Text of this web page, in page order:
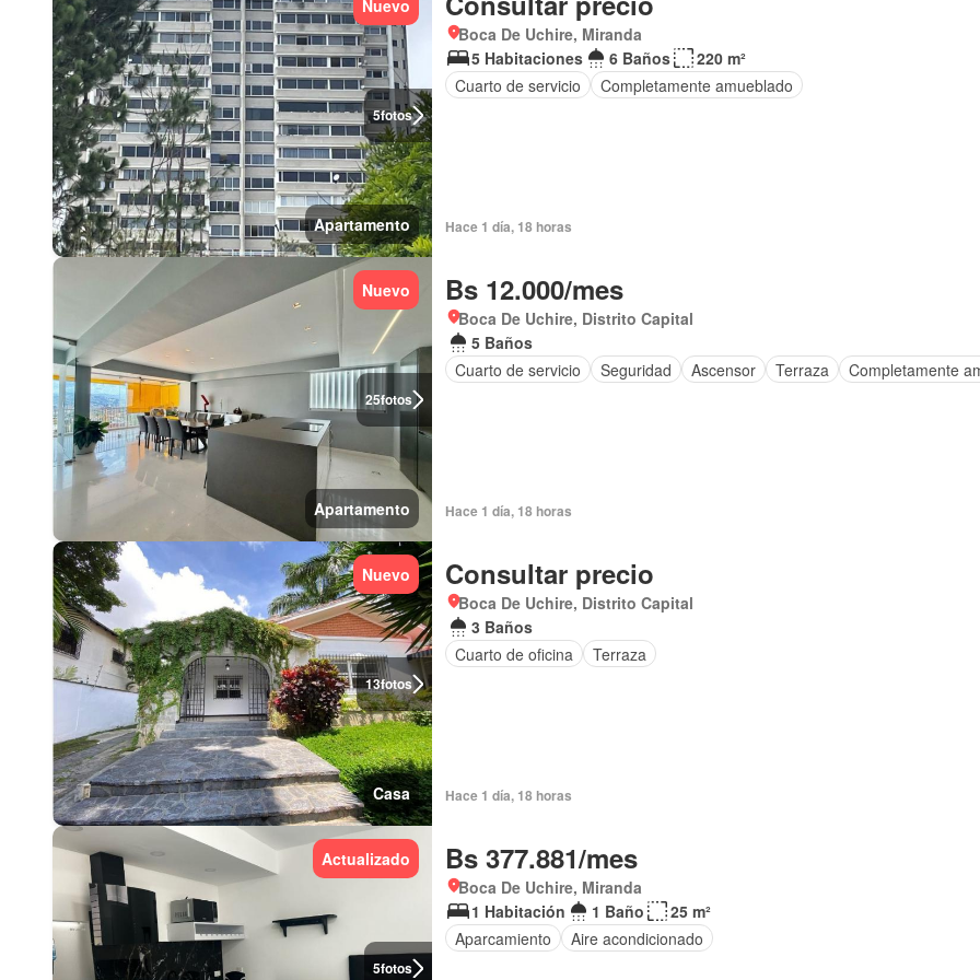
5fotos
Nuevo
Apartamento
Boca De Uchire, Miranda
5 Habitaciones
6 Baños
220 m²
Cuarto de servicio
Completamente amueblado
Hace 1 día, 18 horas
25fotos
Nuevo
Apartamento
Bs 12.000/mes
Boca De Uchire, Distrito Capital
5 Baños
Cuarto de servicio
Seguridad Ascensor Terraza Completamente
Hace 1 día, 18 horas
13fotos
Nuevo
Casa
Consultar precio
Boca De Uchire, Distrito Capital
3 Baños
Cuarto de oficina
Terraza
Hace 1 día, 18 horas
5fotos
Actualizado Bs 377.881/mes
Boca De Uchire, Miranda
1 Habitación
1 Baño
25 m²
Aparcamiento
Aire acondicionado